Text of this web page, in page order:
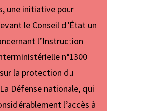
une initiative pour
le Conseil d’État un
l’Instruction
n°1300
la protection du
Défense nationale, qui
l’accès à